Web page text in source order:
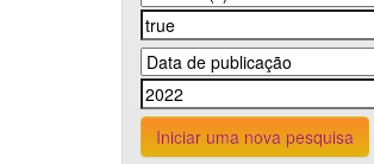
Iniciar uma nova pesquisa